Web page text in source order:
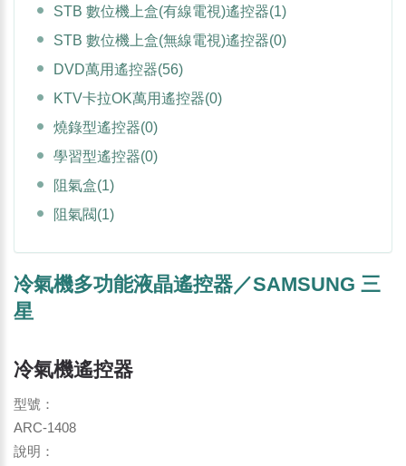
STB 數位機上盒(有線電視)遙控器(1)
STB 數位機上盒(無線電視)遙控器(0)
DVD萬用遙控器(56)
KTV卡拉OK萬用遙控器(0)
燒錄型遙控器(0)
學習型遙控器(0)
阻氣盒(1)
阻氣閥(1)
冷氣機多功能液晶遙控器／SAMSUNG 三
星
冷氣機遙控器
型號：
ARC-1408
說明：